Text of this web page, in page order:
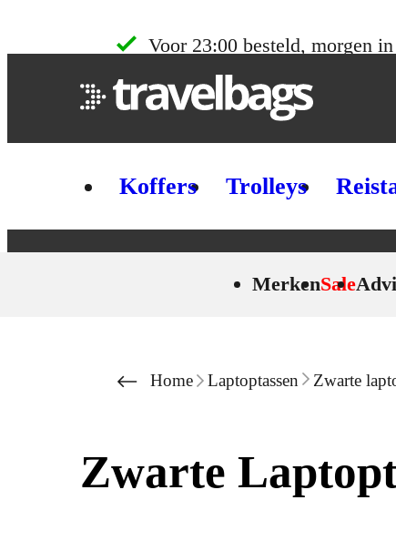
Voor 23:00 besteld, morgen
Koffers Trolleys
MerkenSale
Home Laptoptassen Zwarte
Zwarte